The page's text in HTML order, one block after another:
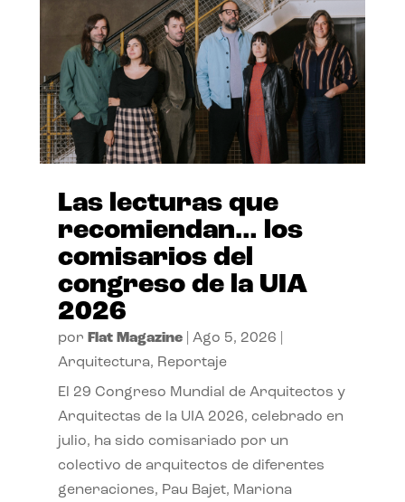
Las lecturas que
recomiendan… los
comisarios del
congreso de la UIA
2026
por Flat Magazine| Ago 5, 2026
Arquitectura, Reportaje
El 29 Congreso Mundial de Arquitectos y
Arquitectas de la UIA 2026, celebrado en
julio, ha sido comisariado por un
colectivo de arquitectos de diferentes
generaciones, Pau Bajet, Mariona